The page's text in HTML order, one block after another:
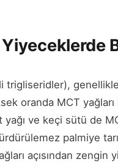
trigliseridler),
oranda MCT
yağı ve keçi sütü de
palmiye
açısından